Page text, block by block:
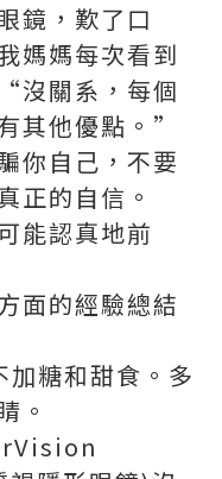
鏡，歎了口
媽媽每次看到
沒關系，每個
其他優點。”
你自己，不要
正的自信。
能認真地前
面的經驗總結
糖和甜食。多
。